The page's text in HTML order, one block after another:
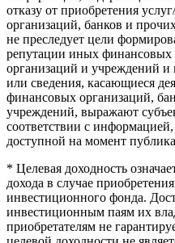
отказу от приобретения
организаций, банков и
не преследует цели
репутации иных финансовых
организаций и учреждений
или сведения, касающиеся
финансовых организаций,
учреждений, выражают
соответствии с
доступной на момент
* Целевая доходность
дохода в случае
инвестиционного фонда.
инвестиционным паям их
приобретателям не